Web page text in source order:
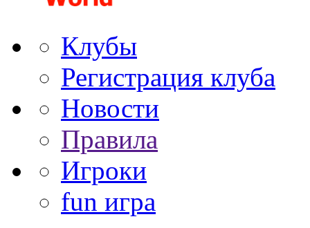
Клубы
Регистрация клуба
Новости
Правила
Игроки
fun игра